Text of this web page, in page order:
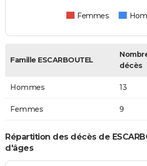
Femmes
Famille ESCARBOUTEL
décès
Hommes 13
Femmes 9
Répartition des décès de
d'âges